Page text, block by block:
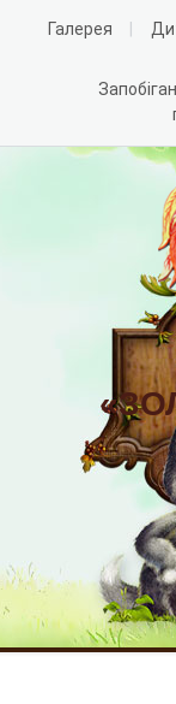
Галерея